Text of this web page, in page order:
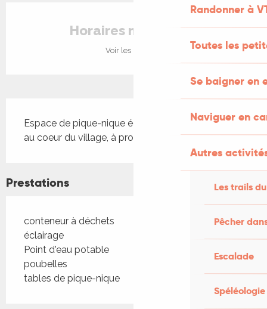
Randonner à
Toutes les
Se baigner en
Naviguer en
Autres
Les trails
Pêcher
Escalade
Spéléologie
Ouverture et coordonnées
Horaires non définis
Voir les horaires
Espace de pique-nique équipé de 2 tables, situé
au coeur du village, à proximité de l'église.
Prestations
conteneur à déchets
éclairage
Point d'eau potable
poubelles
tables de pique-nique